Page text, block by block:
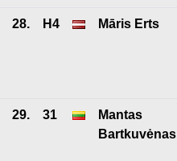
28. H4 Māris Erts
29. 31
Mantas
Bartkuvėnas